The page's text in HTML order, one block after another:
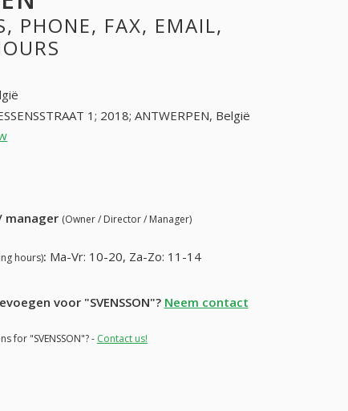
PHONE, FAX, EMAIL,
1; 2018; ANTWERPEN, België
manager (Owner / Director / Manager)
hours): Ma-Vr: 10-20, Za-Zo: 11-14
voor "SVENSSON"? Neem contact
"SVENSSON"? - Contact us!